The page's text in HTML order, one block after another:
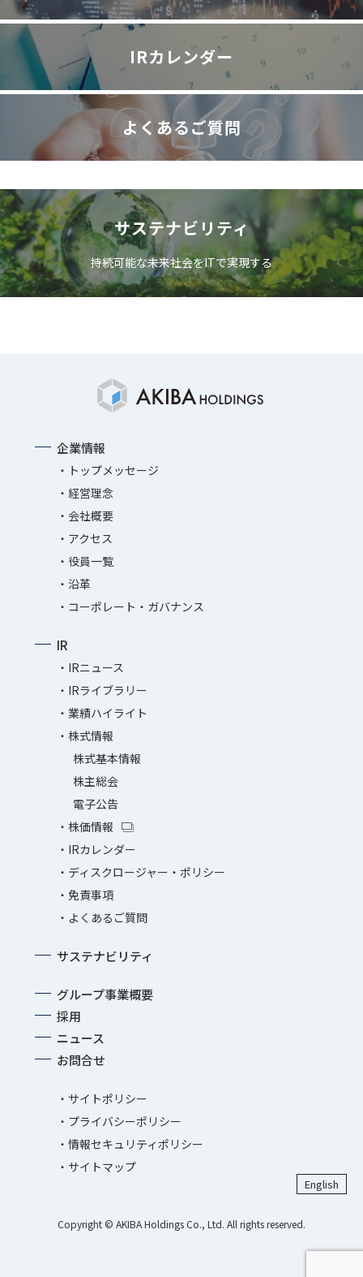
IRカレンダー
よくあるご質問
サステナビリティ
持続可能な未来社会をITで実現する
企業情報
トップメッセージ
経営理念
会社概要
アクセス
役員一覧
沿革
コーポレート・ガバナンス
IR
IRニュース
IRライブラリー
業績ハイライト
株式情報
株式基本情報
株主総会
電子公告
株価情報
IRカレンダー
ディスクロージャー・ポリシー
免責事項
よくあるご質問
サステナビリティ
グループ事業概要
採用
ニュース
お問合せ
サイトポリシー
プライバシーポリシー
情報セキュリティポリシー
サイトマップ
English
Copyright © AKIBA Holdings Co., Ltd. All rights reserved.